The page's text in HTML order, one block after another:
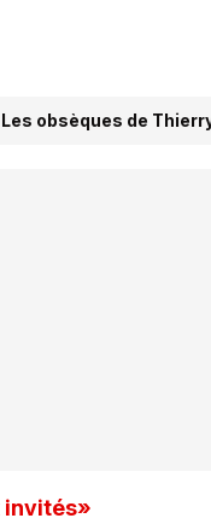
Les obsèques de
invités»